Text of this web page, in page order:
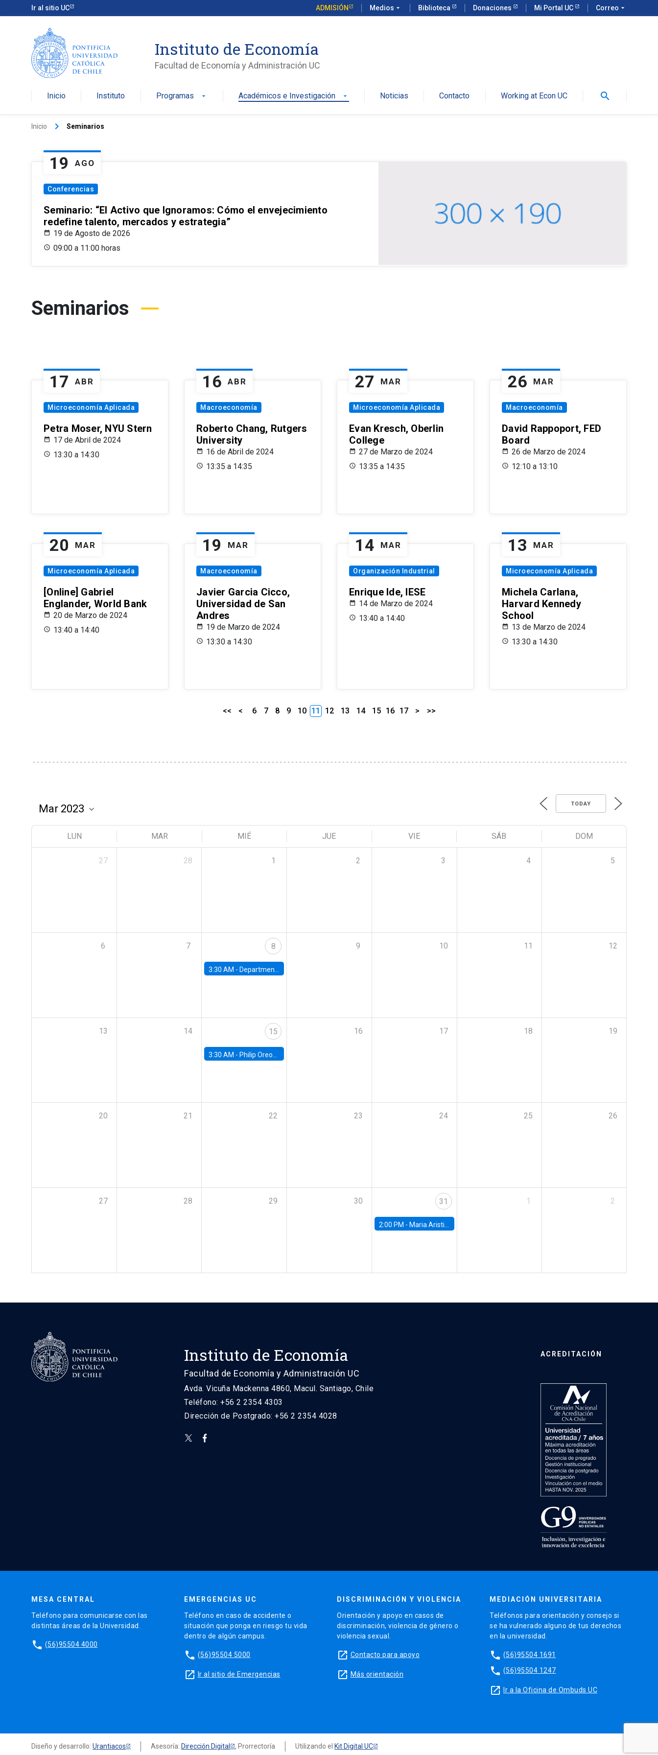
Ir al sitio UC ADMISIÓN Medios arrow_drop_down Biblioteca Donaciones Mi Portal UC Correo arrow_drop_down
Instituto de Economía
Facultad de Economía y Administración UC
Inicio Instituto Programas arrow_drop_down Académicos e Investigación arrow_drop_down Noticias Contacto Working at Econ UC search
Inicio keyboard_arrow_right Seminarios
19 AGO
Conferencias
Seminario: “El Activo que Ignoramos: Cómo el envejecimiento
redefine talento, mercados y estrategia”
19 de Agosto de 2026
09:00 a 11:00 horas
Seminarios
17 ABR
Microeconomía Aplicada
Petra Moser, NYU Stern
17 de Abril de 2024
13:30 a 14:30
16 ABR
Macroeconomía
Roberto Chang, Rutgers
University
16 de Abril de 2024
13:35 a 14:35
27 MAR
Microeconomía Aplicada
Evan Kresch, Oberlin
College
27 de Marzo de 2024
13:35 a 14:35
26 MAR
Macroeconomía
David Rappoport, FED
Board
26 de Marzo de 2024
12:10 a 13:10
20 MAR
Microeconomía Aplicada
[Online] Gabriel
Englander, World Bank
20 de Marzo de 2024
13:40 a 14:40
19 MAR
Macroeconomía
Javier Garcia Cicco,
Universidad de San
Andres
19 de Marzo de 2024
13:30 a 14:30
14 MAR
Organización Industrial
Enrique Ide, IESE
14 de Marzo de 2024
13:40 a 14:40
13 MAR
Microeconomía Aplicada
Michela Carlana,
Harvard Kennedy
School
13 de Marzo de 2024
13:30 a 14:30
<< < 6 7 8 9 10 11 12 13 14 15 16 17 > >>
TODAY
LUN MAR MIÉ JUE VIE SÁB DOM
27 28 1 2 3 4 5
6 7 8
3:30 AM - Department Seminar: James Robinson
9 10 11 12
13 14 15
3:30 AM - Philip Oreopolous, University of Toronto
16 17 18 19
20 21 22 23 24 25 26
27 28 29 30 31
2:00 PM - Maria Aristizabal-Ramirez, FED Board
1 2
Instituto de Economía
Facultad de Economía y Administración UC
Avda. Vicuña Mackenna 4860, Macul. Santiago, Chile
Teléfono: +56 2 2354 4303
Dirección de Postgrado: +56 2 2354 4028
ACREDITACIÓN
MESA CENTRAL
Teléfono para comunicarse con las
distintas áreas de la Universidad.
phone (56)95504 4000
EMERGENCIAS UC
Teléfono en caso de accidente o
situación que ponga en riesgo tu vida
dentro de algún campus.
phone (56)95504 5000
launch Ir al sitio de Emergencias
DISCRIMINACIÓN Y VIOLENCIA
Orientación y apoyo en casos de
discriminación, violencia de género o
violencia sexual.
launch Contacto para apoyo
launch Más orientación
MEDIACIÓN UNIVERSITARIA
Teléfonos para orientación y consejo si
se ha vulnerado alguno de tus derechos
en la universidad.
phone (56)95504 1691
phone (56)95504 1247
launch Ir a la Oficina de Ombuds UC
Diseño y desarrollo: Urantiacos Asesoría: Dirección Digital , Prorrectoría Utilizando el Kit Digital UC